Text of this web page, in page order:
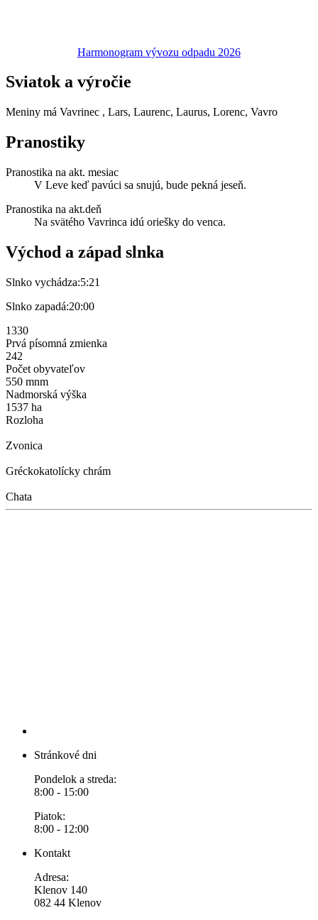
Harmonogram vývozu odpadu 2026
Sviatok a výročie
Meniny má Vavrinec , Lars, Laurenc, Laurus, Lorenc, Vavro
Pranostiky
Pranostika na akt. mesiac
V Leve keď pavúci sa snujú, bude pekná jeseň.
Pranostika na akt.deň
Na svätého Vavrinca idú oriešky do venca.
Východ a západ slnka
Slnko vychádza:5:21
Slnko zapadá:20:00
1330
Prvá písomná zmienka
242
Počet obyvateľov
550 mnm
Nadmorská výška
1537 ha
Rozloha
Zvonica
Gréckokatolícky chrám
Chata
Stránkové dni
Pondelok a streda:
8:00 - 15:00
Piatok:
8:00 - 12:00
Kontakt
Adresa:
Klenov 140
082 44 Klenov